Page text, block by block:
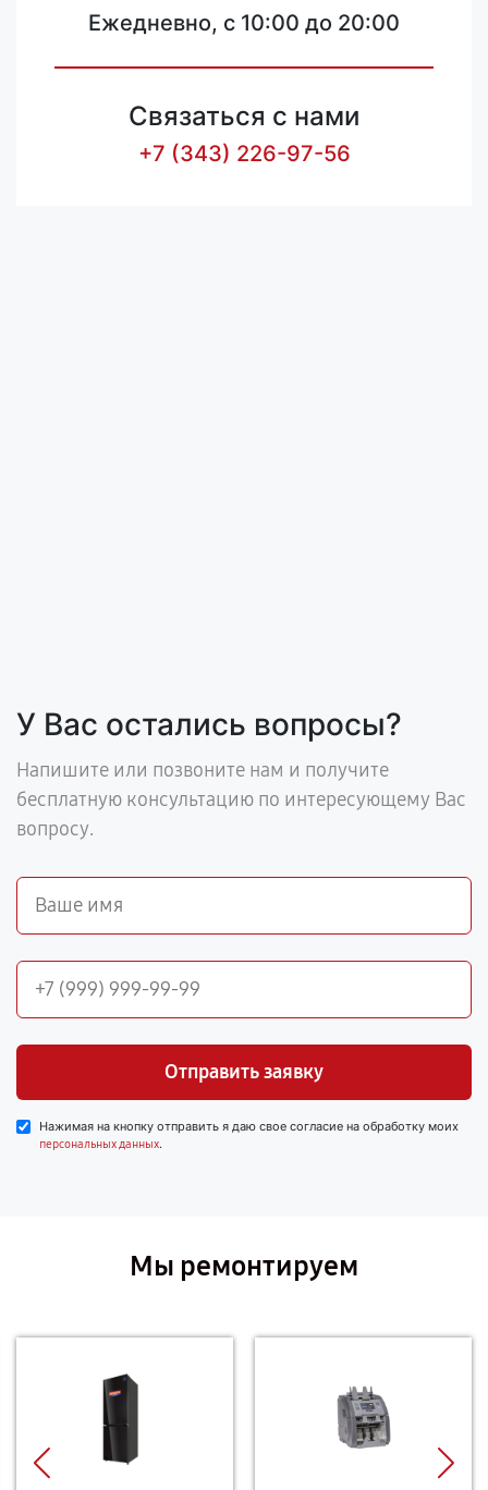
Ежедневно, с 10:00 до 20:00
Связаться с нами
+7 (343) 226-97-56
У Вас остались вопросы?
Напишите или позвоните нам и получите
бесплатную консультацию по интересующему Вас
вопросу.
Отправить заявку
Нажимая на кнопку отправить я даю свое согласие на обработку моих
персональных данных.
Мы ремонтируем